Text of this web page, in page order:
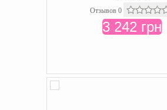
Отзывов 0
3 242 грн